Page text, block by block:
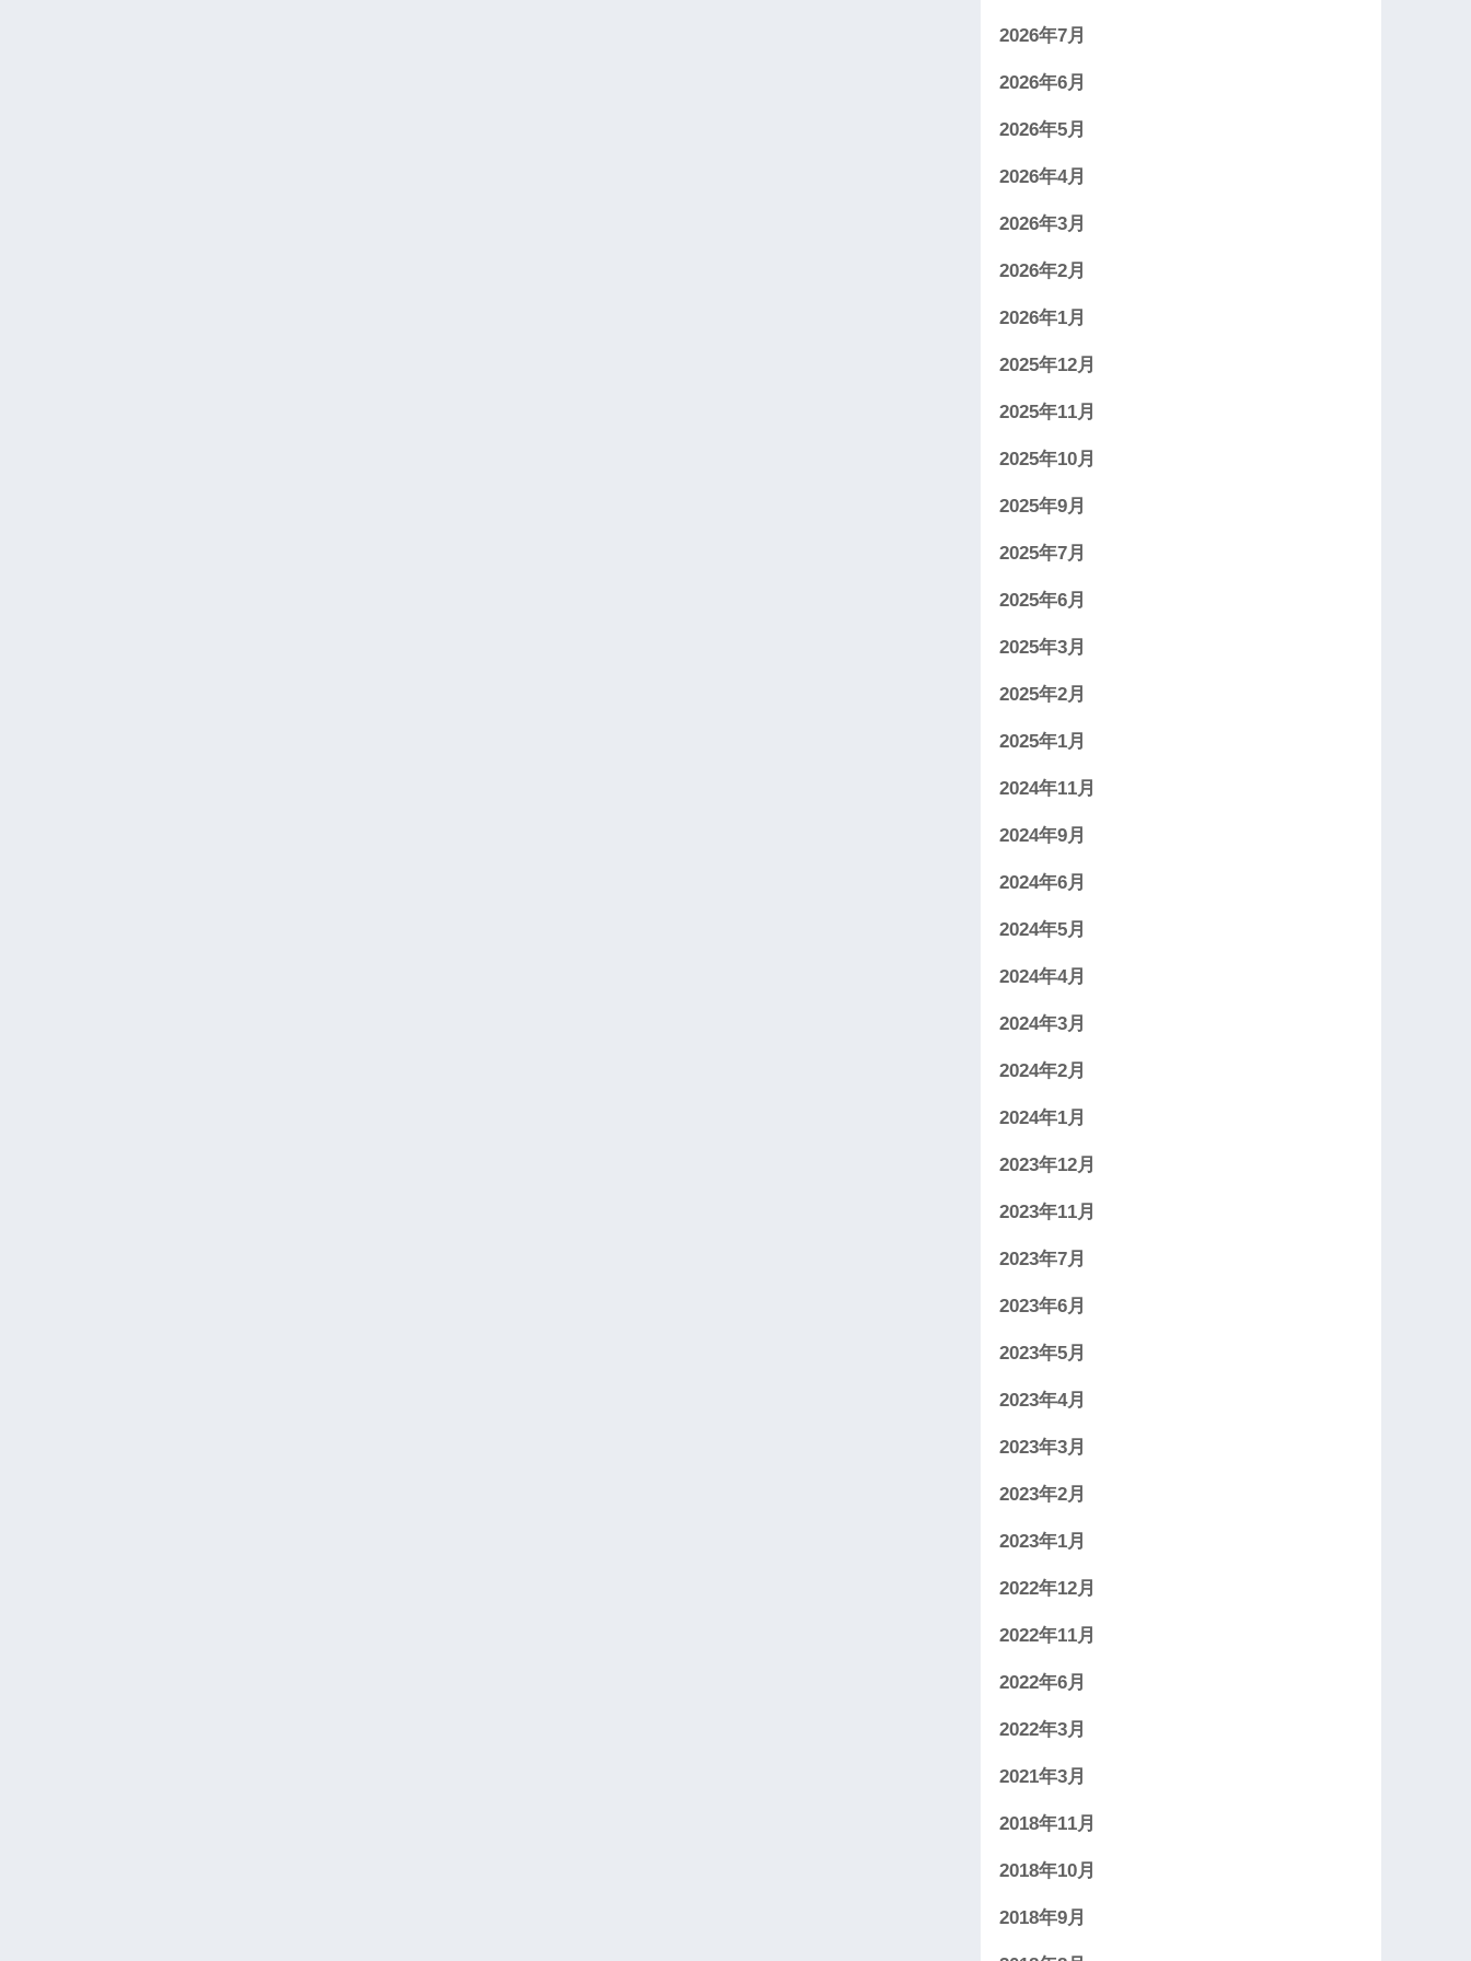
2026年7月
2026年6月
2026年5月
2026年4月
2026年3月
2026年2月
2026年1月
2025年12月
2025年11月
2025年10月
2025年9月
2025年7月
2025年6月
2025年3月
2025年2月
2025年1月
2024年11月
2024年9月
2024年6月
2024年5月
2024年4月
2024年3月
2024年2月
2024年1月
2023年12月
2023年11月
2023年7月
2023年6月
2023年5月
2023年4月
2023年3月
2023年2月
2023年1月
2022年12月
2022年11月
2022年6月
2022年3月
2021年3月
2018年11月
2018年10月
2018年9月